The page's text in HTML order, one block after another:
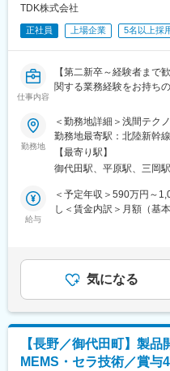
将来のイメージセンサー
かなやりがいを感じてい
AIやIoTを活用した
アを積んでいただくこと
■生涯プロエンジニアとし
・エンジニアのキャリア
年代別構成比率は40代以
環境が整っています。一
絶えず時代に合わせた技
は幅広い知識を身に付け
ます。
・1974年に設立されて以
年退職を迎えております。
TDK株式会社
正社員 上場企業 5名以上採
仕事内容
【第二新卒～経験者まで
関する業務経験をお持ち
の製品群拡大に伴い『次
だける方を募集いたしま
同社の磁気センサビジネ
を担当していただきます
用センサなど、多岐にわ
世代・新規磁気センサ製
卒も歓迎し、電気・電子
■職務詳細例：
・要素開発、製品開発、
・電気/磁気的評価
■募集背景：
ＭＲセンサBusiness Unit
勤務地
＜勤務地詳細＞浅間テク
勤務地最寄駅：北陸新幹
禁煙変更の範囲：会社の
【最寄り駅】
御代田駅、平原駅、三岡駅
給与
＜予定年収＞590万円～
し＜賃金内訳＞月額（基
給(月額)は固定手当を含め
気になる
【長野／御代田町】製
MEMS・セラ技術／賞与